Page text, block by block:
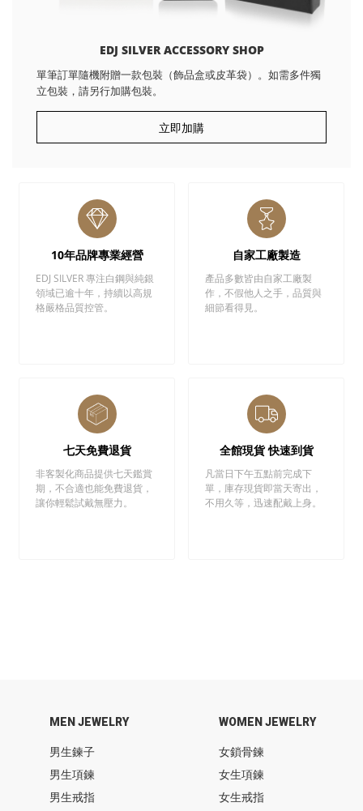
EDJ SILVER ACCESSORY SHOP
單筆訂單隨機附贈一款包裝（飾品盒或皮革袋）。如需多件獨
立包裝，請另行加購包裝。
立即加購
10年品牌專業經營
EDJ SILVER 專注白鋼與純銀
領域已逾十年，持續以高規
格嚴格品質控管。
自家工廠製造
產品多數皆由自家工廠製
作，不假他人之手，品質與
細節看得見。
七天免費退貨
非客製化商品提供七天鑑賞
期，不合適也能免費退貨，
讓你輕鬆試戴無壓力。
全館現貨 快速到貨
凡當日下午五點前完成下
單，庫存現貨即當天寄出，
不用久等，迅速配戴上身。
MEN JEWELRY
男生鍊子
男生項鍊
男生戒指
WOMEN JEWELRY
女鎖骨鍊
女生項鍊
女生戒指